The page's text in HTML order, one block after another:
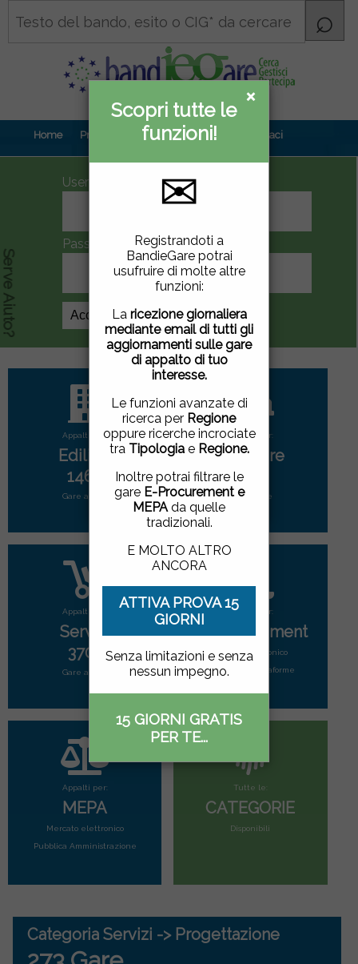
×
Informativa
privacy
Questo sito utilizza
cookie di terze parti per
migliorare la tua
esperienza di utilizzo. Se
vuoi saperne di più
qui .
Chiudendo questa
finestra, scorrendo questa
pagina, cliccando su un
link o proseguendo la
navigazione in altra
maniera, acconsenti
all'uso dei cookie.
ACCETTO |NON
ACCETTO
×
Scopri tutte le
funzioni!
✉
Registrandoti a
BandieGare potrai
usufruire di molte altre
funzioni:
La ricezione giornaliera
mediante email di tutti gli
aggiornamenti sulle gare
di appalto di tuo
interesse.
Le funzioni avanzate di
ricerca per Regione
oppure ricerche incrociate
tra Tipologiae Regione.
Inoltre potrai filtrare le
gare E-Procurement e
MEPAda quelle
tradizionali.
E MOLTO ALTRO
ANCORA
ATTIVA PROVA 15
GIORNI
Senza limitazioni e senza
nessun impegno.
15 GIORNI GRATIS
PER TE...
Home Prova gratuita Contenuti Contattaci
UserID
Password
Crea Account
Serve Aiuto?
Appalti per:
Edilizia
1465
Gare attive
Appalti per:
Forniture
2792
Gare attive
Appalti per:
Servizi
3702
Gare attive
Appalti per:
E-Procurement
Mercato elettonico
di tutte le piattaforme
Appalti per:
MEPA
Mercato elettronico
Pubblica Amministrazione
Tutte le:
CATEGORIE
Disponibili
Categoria Servizi -> Progettazione